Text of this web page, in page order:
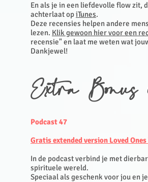
En als je in een liefdevolle flow zit,
achterlaat opiTunes.
Deze recensies helpen andere
lezen. Klik gewoon hier voor een
recensie" en laat me weten wat
Dankjewel!
Extra Bonus
Podcast 47
Gratis extended version Loved
In de podcast verbind je met
spirituele wereld.
Speciaal als geschenk voor jou en